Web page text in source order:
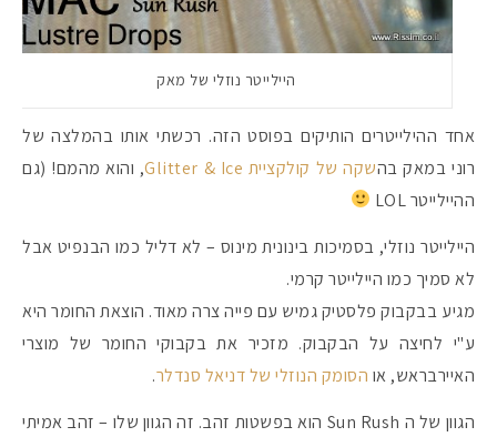
היילייטר נוזלי של מאק
אחד ההילייטרים הותיקים בפוסט הזה. רכשתי אותו בהמלצה של
רוני במאק בהשקה של קולקציית Glitter & Ice
, והוא מהמם! (גם
ההיילייטר LOL
היילייטר נוזלי, בסמיכות בינונית מינוס – לא דליל כמו הבנפיט אבל
לא סמיך כמו היילייטר קרמי.
מגיע בבקבוק פלסטיק גמיש עם פייה צרה מאוד. הוצאת החומר היא
ע"י לחיצה על הבקבוק. מזכיר את בקבוקי החומר של מוצרי
האיירבראש, או הסומק הנוזלי של דניאל סנדלר.
הגוון של ה Sun Rush הוא בפשטות זהב. זה הגוון שלו – זהב אמיתי